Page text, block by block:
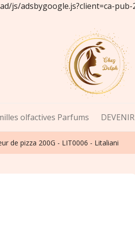
js/adsbygoogle.js?client=ca-pub-
olfactives Parfums
de pizza 200G - LIT0006 - Litaliani